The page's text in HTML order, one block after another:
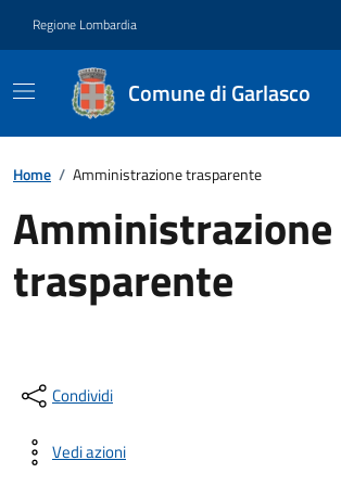
Regione Lombardia
Comune di Garlasco
Home / Amministrazione trasparente
Amministrazione
trasparente
Condividi
Vedi azioni